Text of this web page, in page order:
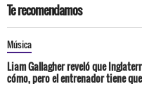
Te recomendamos
Música
Liam Gallagher reveló que
cómo, pero el entrenador tiene